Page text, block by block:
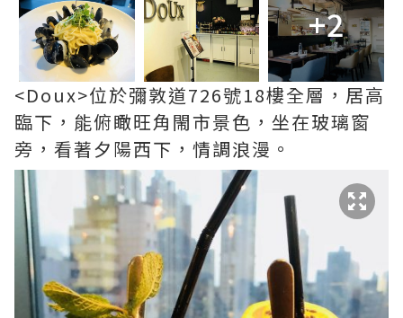
+2
<Doux>位於彌敦道726號18樓全層，居高
臨下，能俯瞰旺角閙市景色，坐在玻璃窗
旁，看著夕陽西下，情調浪漫。